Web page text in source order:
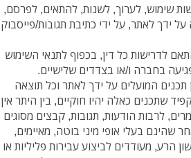
שימוש, לערוך, לשנות, להתאים, לפרסם,
ידך לאתר, על ידי כתיבת תגובות/פייסבוק
לדרישות כל דין, בכפוף לתנאי השימוש
בחברה ו/או בצדדים שלישיים.
תכנים המועלים על ידך לאתר וכל תוצאה
שתכנים כאלה יהיו חוקיים, בין היתר אין
לרבות הודעות, תגובות, קבצים מסוגים
שהינם בעלי אופי מיני בוטה, מאיימים,
הרע, מעודדים לביצוע עבירות פליליות או